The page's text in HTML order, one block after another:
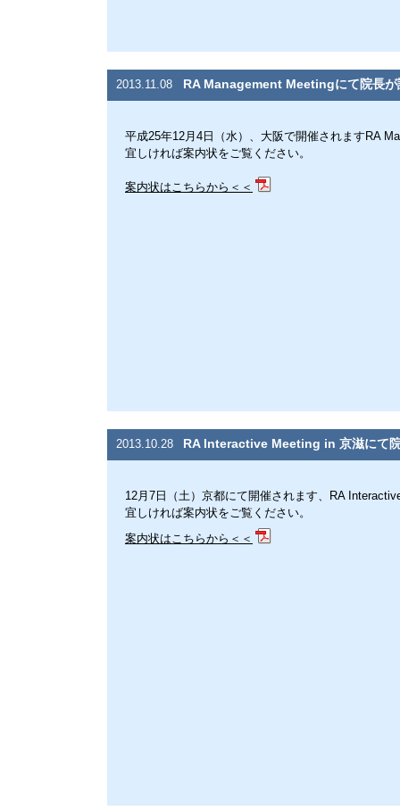
2013.11.08 RA Management Meetingにて院長が
平成25年12月4日（水）、大阪で開催されますRA
宜しければ案内状をご覧ください。
案内状はこちらから＜＜
2013.10.28 RA Interactive Meeting in 京滋にて
12月7日（土）京都にて開催されます、RA
宜しければ案内状をご覧ください。
案内状はこちらから＜＜